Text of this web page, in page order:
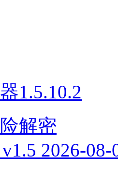
1.5.10.2
解密
v1.5 2026-08-